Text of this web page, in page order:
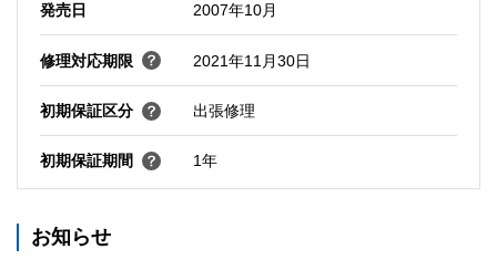
発売日 2007年10月
修理対応期限 2021年11月30日
初期保証区分 出張修理
初期保証期間 1年
お知らせ